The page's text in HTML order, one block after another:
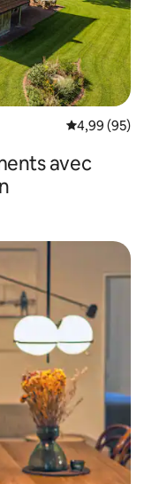
Évaluation
4,99 (95)
avec